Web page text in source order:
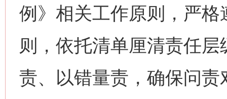
例》相关工作原则，严格
则，依托清单厘清责任
责、以错量责，确保问